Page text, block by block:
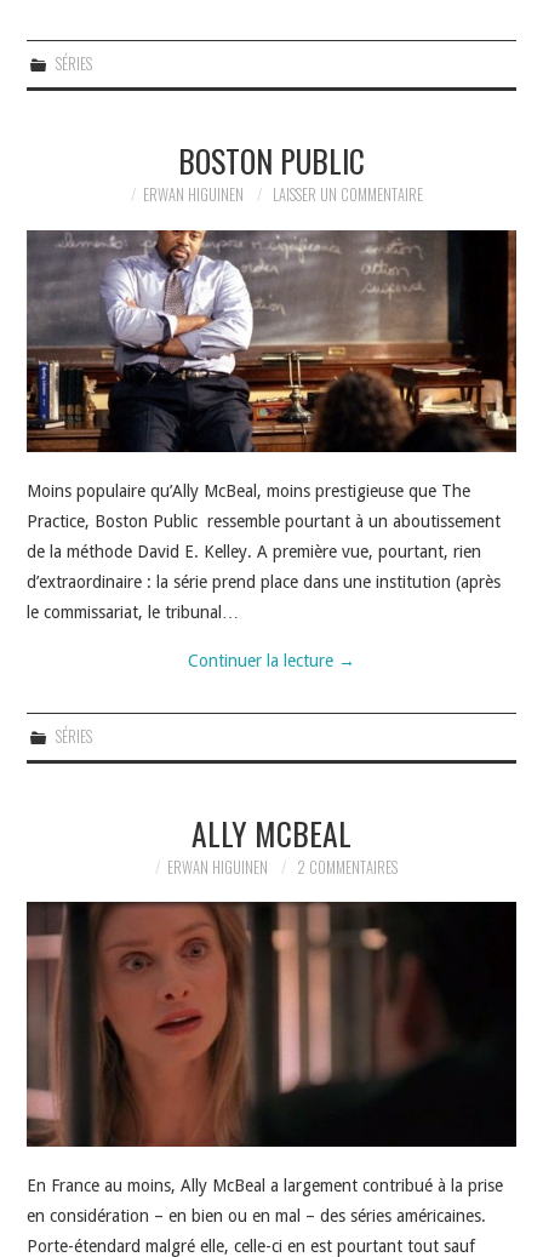
SÉRIES
BOSTON PUBLIC
ERWAN HIGUINEN LAISSER UN COMMENTAIRE
Moins populaire qu’Ally McBeal, moins prestigieuse que The
Practice, Boston Public ressemble pourtant à un aboutissement
de la méthode David E. Kelley. A première vue, pourtant, rien
d’extraordinaire : la série prend place dans une institution (après
le commissariat, le tribunal…
Continuer la lecture →
SÉRIES
ALLY MCBEAL
ERWAN HIGUINEN 2 COMMENTAIRES
En France au moins, Ally McBeal a largement contribué à la prise
en considération – en bien ou en mal – des séries américaines.
Porte-étendard malgré elle, celle-ci en est pourtant tout sauf